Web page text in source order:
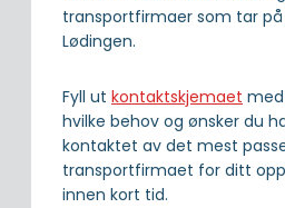
transportfirmaer som tar på
Lødingen.
Fyll ut kontaktskjemaet
hvilke behov og ønsker du
kontaktet av det mest
transportfirmaet for ditt
innen kort tid.